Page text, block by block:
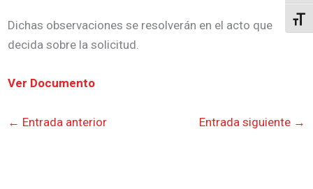
Dichas observaciones se resolverán en el acto que
decida sobre la solicitud.
Ver Documento
← Entrada anterior Entrada siguiente →